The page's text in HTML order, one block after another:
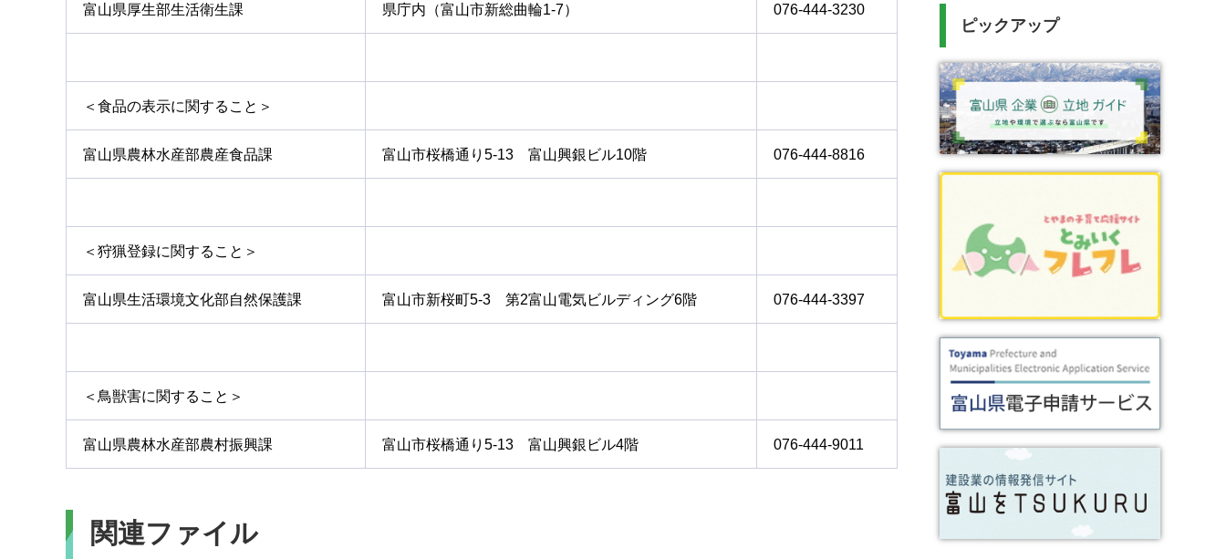
富山県厚生部生活衛生課 県庁内（富山市新総曲輪1-7） 076-444-3230
＜食品の表示に関すること＞
富山県農林水産部農産食品課 富山市桜橋通り5-13 富山興銀ビル10階 076-444-8816
＜狩猟登録に関すること＞
富山県生活環境文化部自然保護課 富山市新桜町5-3 第2富山電気ビルディング6階 076-444-3397
＜鳥獣害に関すること＞
富山県農林水産部農村振興課 富山市桜橋通り5-13 富山興銀ビル4階 076-444-9011
関連ファイル
ピックアップ